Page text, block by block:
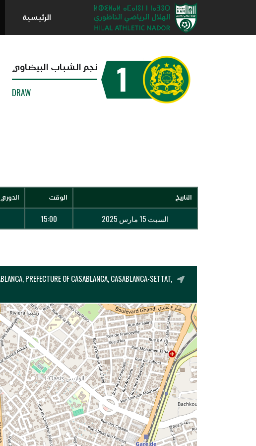
الرئيسية
1 نجم الشباب البيضاوي
DRAW
التاريخ الوقت الدوري
السبت 15 مارس 2025 15:00
PREFECTURE OF CASABLANCA, CASABLANCA-SETTAT,